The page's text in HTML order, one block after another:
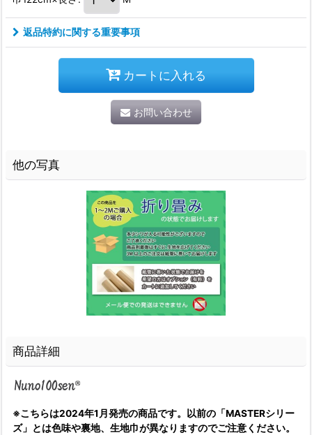
返品特約に関する重要事項
カートに入れる
お問い合わせ
他の写真
商品詳細
※こちらは2024年1月発売の商品です。以前の「MASTERシリー
ズ」とは色味や裏地、生地巾が異なりますのでご注意ください。